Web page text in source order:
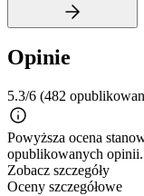
Opinie
5.3/6 (482
Powyższa ocena
opublikowanych opinii.
Zobacz szczegóły
Oceny szczegółowe